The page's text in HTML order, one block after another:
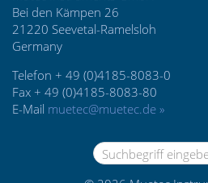
Bei den Kämpen 26
21220 Seevetal-Ramelsloh
Germany
Telefon + 49 (0)4185-8083-0
Fax + 49 (0)4185-8083-80
E-Mail muetec@muetec.de »